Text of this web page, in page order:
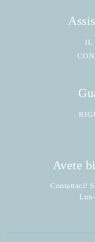
IL
Avete
Contattaci!